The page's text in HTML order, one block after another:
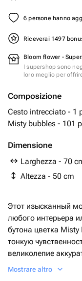
6 persone hanno
Riceverai 1497
Bloom flower -
I supershop sono
loro meglio per
Composizione
Cesto intrecciato - 1
Misty bubbles - 101
Dimensione
Larghezza - 70
Altezza - 50 cm
Этот изысканный
любого интерьера
бутона цветка
тонкую
великолепие
плетеной корзине,
Mostrare altro